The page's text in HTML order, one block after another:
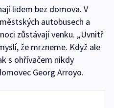
lidem bez domova. V
autobusech a
zůstávají venku. „Uvnitř
že mrzneme. Když ale
s ohřívačem nikdy
Georg Arroyo.